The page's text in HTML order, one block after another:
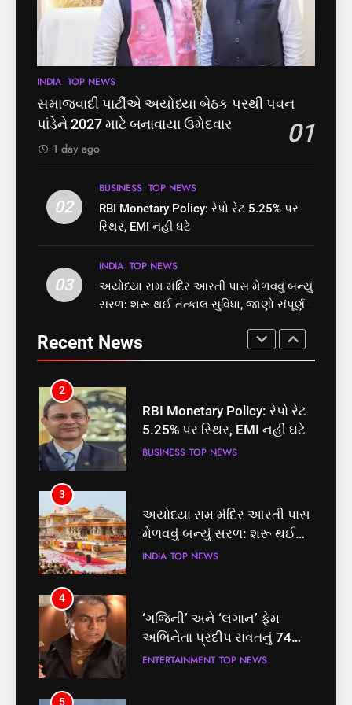
નોંધણી બિલ2026’ ધ્વનિમતથી
પાસ, વિપક્ષનો ઉગ્ર હોબાળો
INDIA TOP NEWS
8
શું તમારું મધ કે ઘી ખરેખર શુદ્ધ
છે? FSSAIએ ડાબરના દાવાઓની
1
સમાજવાદી પાર્ટીએ અયોધ્યા
બેઠક પરથી પવન પાંડેને 2027
2
RBI Monetary Policy: રેપો રેટ
5.25% પર સ્થિર, EMI નહીં ઘટે
3
અયોધ્યા રામ મંદિર આરતી પાસ
મેળવવું બન્યું સરળ: શરૂ થઈ
તત્કાલ સુવિધા, જાણો સંપૂર્ણ
INDIA TOP NEWS
4
‘ગજિની’ અને ‘લગાન’ ફેમ
અભિનેતા પ્રદીપ રાવતનું 74
વર્ષની વયે નિધન, બ્લડ કેન્સર
ENTERTAINMENT
5
કોડીનારના છારા દરિયાકાંઠે પાંચ
કિશોરો ડૂબ્યા, 3નો બચાવ, 2
લાપતા
GUJARAT TOP NEWS
INDIA TOP NEWS
સમાજવાદી પાર્ટીએ અયોધ્યા બેઠક પરથી પવન
પાંડેને 2027 માટે બનાવાયા ઉમેદવાર
01
1 day ago
02
BUSINESS TOP NEWS
RBI Monetary Policy: રેપો રેટ 5.25% પર
સ્થિર, EMI નહીં ઘટે
03
INDIA TOP NEWS
અયોધ્યા રામ મંદિર આરતી પાસ મેળવવું બન્યું
સરળ: શરૂ થઈ તત્કાલ સુવિધા, જાણો સંપૂર્ણ
Recent News
પોલીસ સ્ટેશનના ધક્કામાંથી
મુક્તિ,ગુજરાતમાં વેરિફિકેશન
પ્રક્રિયા બની સરળ
GUJARAT TOP NEWS
7
રાજ્યસભામાં ‘જન્મ અને મૃત્યુ
નોંધણી બિલ2026’ ધ્વનિમતથી
શું તમારું મધ કે ઘી ખરેખર શુદ્ધ
છે? FSSAIએ ડાબરના દાવાઓની
1
સમાજવાદી પાર્ટીએ અયોધ્યા
બેઠક પરથી પવન પાંડેને 2027
માટે બનાવાયા ઉમેદવાર
2
RBI Monetary Policy: રેપો રેટ
5.25% પર સ્થિર, EMI નહીં ઘટે
BUSINESS TOP NEWS
3
અયોધ્યા રામ મંદિર આરતી પાસ
મેળવવું બન્યું સરળ: શરૂ થઈ
તત્કાલ સુવિધા, જાણો સંપૂર્ણ
INDIA TOP NEWS
4
‘ગજિની’ અને ‘લગાન’ ફેમ
અભિનેતા પ્રદીપ રાવતનું 74
વર્ષની વયે નિધન, બ્લડ કેન્સર
ENTERTAINMENT TOP NEWS